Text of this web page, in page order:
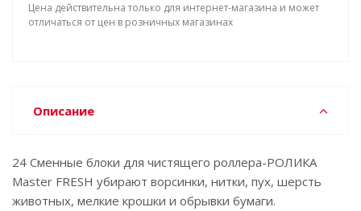
Цена действительна только для интернет-магазина и может
отличаться от цен в розничных магазинах
Описание
24 Сменные блоки для чистящего роллера-РОЛИКА
Master FRESH убирают ворсинки, нитки, пух, шерсть
животных, мелкие крошки и обрывки бумаги.